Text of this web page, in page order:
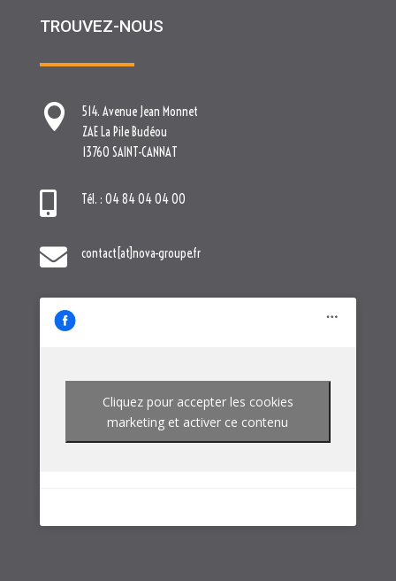
TROUVEZ-NOUS

514. Avenue Jean Monnet
ZAE La Pile Budéou
13760 SAINT-CANNAT
 Tél. : 04 84 04 04 00
 contact[at]nova-groupe.fr
Cliquez pour accepter les cookies
marketing et activer ce contenu